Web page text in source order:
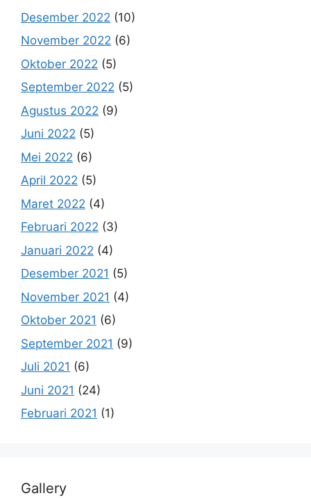
Desember 2022 (10)
November 2022 (6)
Oktober 2022 (5)
September 2022 (5)
Agustus 2022 (9)
Juni 2022 (5)
Mei 2022 (6)
April 2022 (5)
Maret 2022 (4)
Februari 2022 (3)
Januari 2022 (4)
Desember 2021 (5)
November 2021 (4)
Oktober 2021 (6)
September 2021 (9)
Juli 2021 (6)
Juni 2021 (24)
Februari 2021 (1)
Gallery